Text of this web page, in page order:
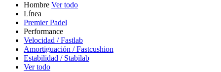
Hombre Ver todo
Línea
Premier Padel
Performance
Velocidad / Fastlab
Amortiguación / Fastcushion
Estabilidad / Stabilab
Ver todo